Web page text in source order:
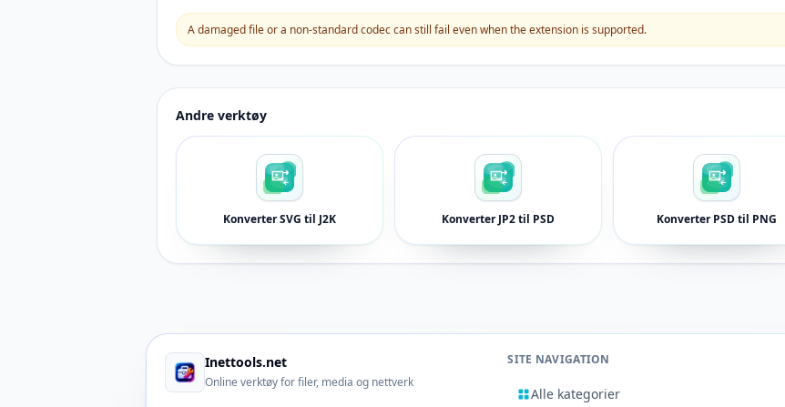
A damaged file or a non-standard codec can still fail even when the extension is supported.
Andre verktøy
Konverter SVG til J2K Konverter JP2 til PSD Konverter PSD til PNG
Inettools.net
Online verktøy for filer, media og nettverk
SITE NAVIGATION
Alle kategorier